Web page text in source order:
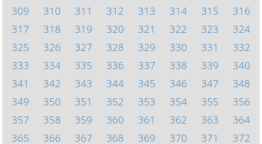
309
310 311 312 313 314 315
316
317
318 319 320 321 322 323
324
325
326 327 328 329 330 331
332
333
334 335 336 337 338 339
340
341
342 343 344 345 346 347
348
349
350 351 352 353 354 355
356
357
358 359 360 361 362 363
364
365
366 367 368 369 370 371 372